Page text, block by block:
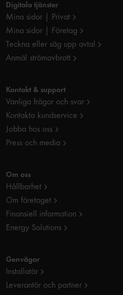
Digitala tjänster
Mina sidor | Privat
Mina sidor | Företag
Teckna eller säg upp avtal
Anmäl strömavbrott
Kontakt & support
Vanliga frågor och svar
Kontakta kundservice
Jobba hos oss
Press och media
Om oss
Hållbarhet
Om företaget
Finansiell information
Energy Solutions
Genvägar
Installatör
Leverantör och partner